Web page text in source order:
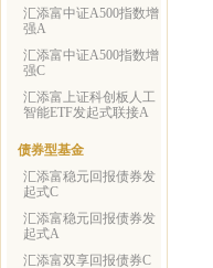
汇添富中证A500指数增
强A
汇添富中证A500指数增
强C
汇添富上证科创板人工
智能ETF发起式联接A
债券型基金
汇添富稳元回报债券发
起式C
汇添富稳元回报债券发
起式A
汇添富双享回报债券C